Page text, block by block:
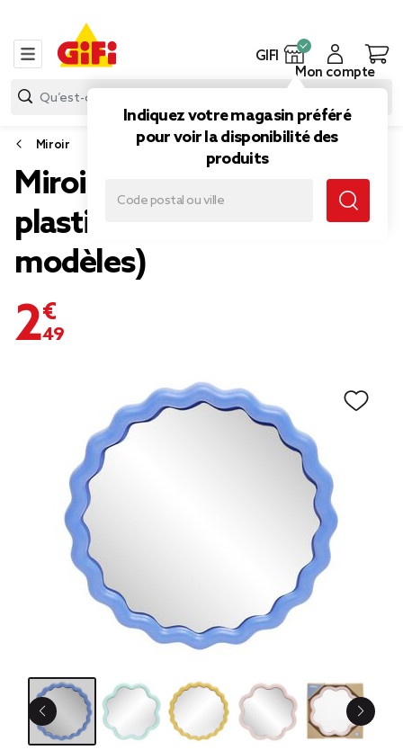
GIFI
Indiquez votre magasin préféré
pour voir la disponibilité des
produits
Mon compte
Miroir
Miroir rond bord ondulé
plastique coloré Ø25cm (4
modèles)
2,49 €